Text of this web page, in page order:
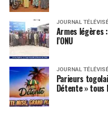
JOURNAL
Armes légères
l’ONU
JOURNAL
Parieurs
Détente » tous